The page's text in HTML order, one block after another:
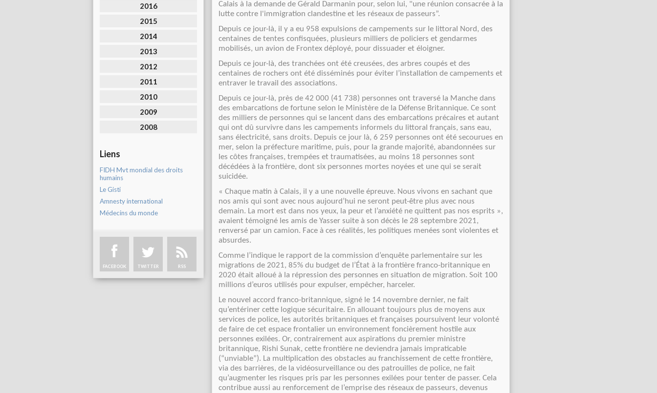
2016
2015
2014
2013
2012
2011
2010
2009
2008
Liens
FIDH Mvt mondial des droits
humains
Le Gisti
Amnesty international
Médecins du monde
FACEBOOK TWITTER RSS
Calais à la demande de Gérald Darmanin pour, selon lui, "une réunion consacrée à la
lutte contre l'immigration clandestine et les réseaux de passeurs”.
Depuis ce jour-là, il y a eu 958 expulsions de campements sur le littoral Nord, des
centaines de tentes confisquées, plusieurs milliers de policiers et gendarmes
mobilisés, un avion de Frontex déployé, pour dissuader et éloigner.
Depuis ce jour-là, des tranchées ont été creusées, des arbres coupés et des
centaines de rochers ont été disséminés pour éviter l’installation de campements et
entraver le travail des associations.
Depuis ce jour-là, près de 42 000 (41 738) personnes ont traversé la Manche dans
des embarcations de fortune selon le Ministère de la Défense Britannique. Ce sont
des milliers de personnes qui se lancent dans des embarcations précaires et autant
qui ont dû survivre dans les campements informels du littoral français, sans eau,
sans électricité, sans droits. Depuis ce jour là, 6 259 personnes ont été secourues en
mer, selon la préfecture maritime, puis, pour la grande majorité, abandonnées sur
les côtes françaises, trempées et traumatisées, au moins 18 personnes sont
décédées à la frontière, dont six personnes mortes noyées et une qui se serait
suicidée.
« Chaque matin à Calais, il y a une nouvelle épreuve. Nous vivons en sachant que
nos amis qui sont avec nous aujourd’hui ne seront peut-être plus avec nous
demain. La mort est dans nos yeux, la peur et l’anxiété ne quittent pas nos esprits »,
avaient témoigné les amis de Yasser suite à son décès le 28 septembre 2021,
renversé par un camion. Face à ces réalités, les politiques menées sont violentes et
absurdes.
Comme l’indique le rapport de la commission d’enquête parlementaire sur les
migrations de 2021, 85% du budget de l’État à la frontière franco-britannique en
2020 était alloué à la répression des personnes en situation de migration. Soit 100
millions d’euros utilisés pour expulser, empêcher, harceler.
Le nouvel accord franco-britannique, signé le 14 novembre dernier, ne fait
qu’entériner cette logique sécuritaire. En allouant toujours plus de moyens aux
services de police, les autorités britanniques et françaises poursuivent leur volonté
de faire de cet espace frontalier un environnement foncièrement hostile aux
personnes exilées. Or, contrairement aux aspirations du premier ministre
britannique, Rishi Sunak, cette frontière ne deviendra jamais impraticable
(“unviable”). La multiplication des obstacles au franchissement de cette frontière,
via des barrières, de la vidéosurveillance ou des patrouilles de police, ne fait
qu’augmenter les risques pris par les personnes exilées pour tenter de passer. Cela
contribue aussi au renforcement de l’emprise des réseaux de passeurs, devenus